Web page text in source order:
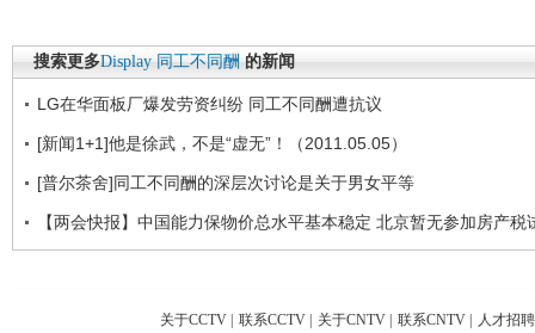
搜索更多Display 同工不同酬 的新闻
LG在华面板厂爆发劳资纠纷 同工不同酬遭抗议
[新闻1+1]他是徐武，不是“虚无”！（2011.05.05）
[普尔茶舍]同工不同酬的深层次讨论是关于男女平等
【两会快报】中国能力保物价总水平基本稳定 北京暂无参加房产税
关于CCTV | 联系CCTV | 关于CNTV | 联系CNTV | 人才招聘